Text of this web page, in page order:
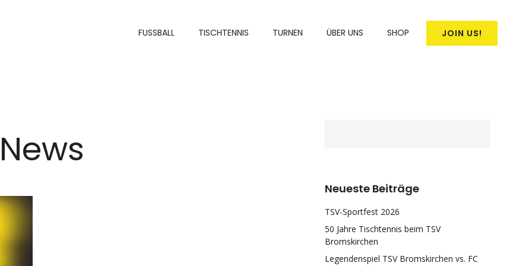
FUSSBALL TISCHTENNIS TURNEN ÜBER UNS SHOP JOIN US!
News
Neueste Beiträge
TSV-Sportfest 2026
50 Jahre Tischtennis beim TSV
Bromskirchen
Legendenspiel TSV Bromskirchen vs. FC